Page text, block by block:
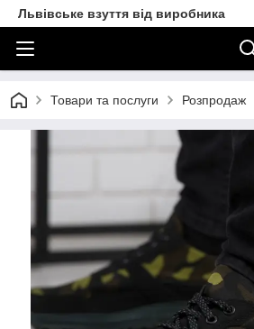
Львівське взуття від виробника
Товари та послуги Розпродаж